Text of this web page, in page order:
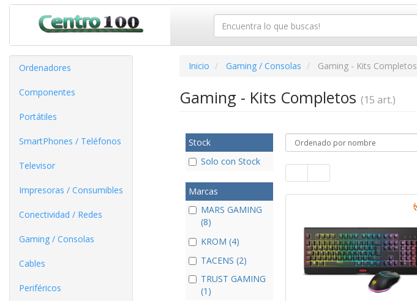
Ordenadores
Componentes
Portátiles
SmartPhones / Teléfonos
Televisor
Impresoras / Consumibles
Conectividad / Redes
Gaming / Consolas
Cables
Periféricos
Inicio Gaming / Consolas Gaming - Kits Completos
Gaming - Kits Completos (15 art.)
Stock
Solo con Stock
Marcas
MARS GAMING
(8)
KROM (4)
TACENS (2)
TRUST GAMING
(1)